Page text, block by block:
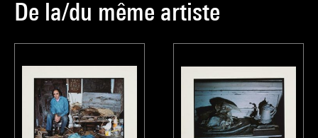
De la/du même artiste